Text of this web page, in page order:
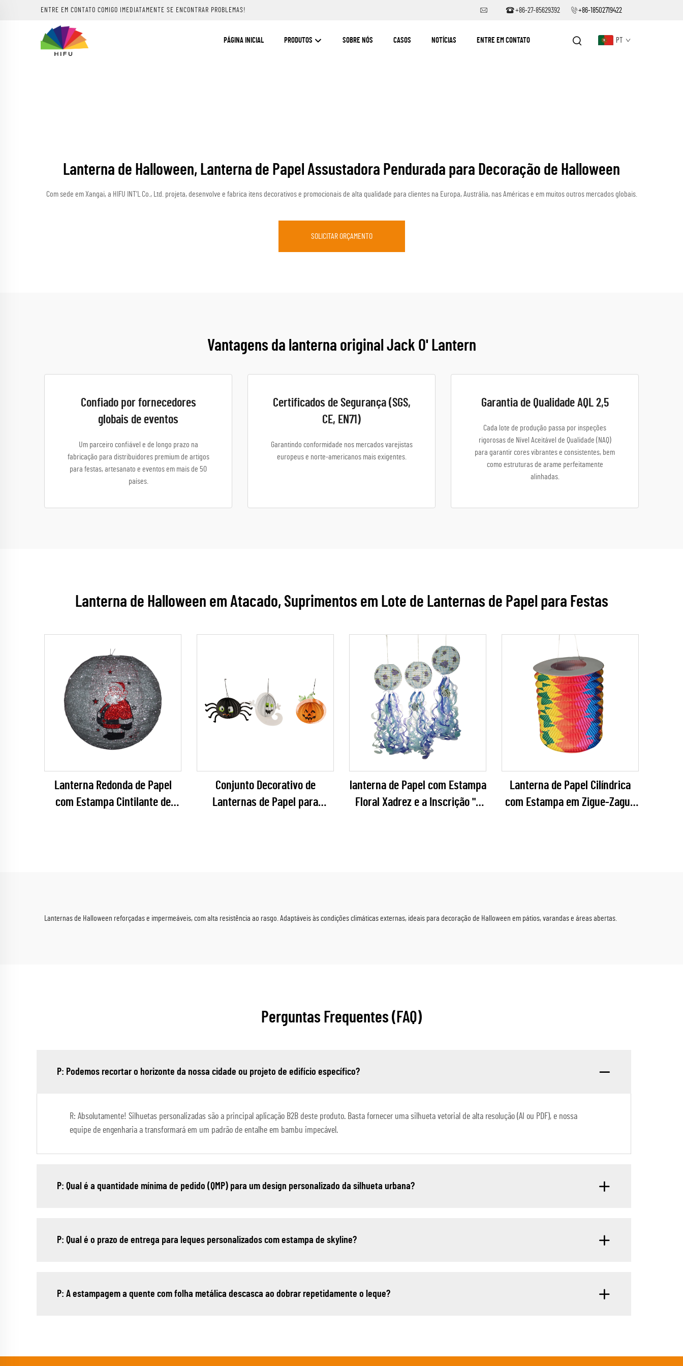
ENTRE EM CONTATO COMIGO IMEDIATAMENTE SE ENCONTRAR PROBLEMAS! +86-27-85629392 +86-18502719422
PÁGINA INICIAL PRODUTOS SOBRE NÓS CASOS NOTÍCIAS ENTRE EM CONTATO PT
Lanterna de Halloween, Lanterna de Papel Assustadora Pendurada para Decoração de Halloween
Com sede em Xangai, a HIFU INT’L Co., Ltd. projeta, desenvolve e fabrica itens decorativos e promocionais de alta qualidade para clientes na Europa, Austrália, nas Américas e em muitos outros mercados globais.
SOLICITAR ORÇAMENTO
Vantagens da lanterna original Jack O' Lantern
Confiado por fornecedores
globais de eventos
Um parceiro confiável e de longo prazo na
fabricação para distribuidores premium de artigos
para festas, artesanato e eventos em mais de 50
países.
Certificados de Segurança (SGS,
CE, EN71)
Garantindo conformidade nos mercados varejistas
europeus e norte-americanos mais exigentes.
Garantia de Qualidade AQL 2,5
Cada lote de produção passa por inspeções
rigorosas de Nível Aceitável de Qualidade (NAQ)
para garantir cores vibrantes e consistentes, bem
como estruturas de arame perfeitamente
alinhadas.
Lanterna de Halloween em Atacado, Suprimentos em Lote de Lanternas de Papel para Festas
Lanterna Redonda de Papel
com Estampa Cintilante de
Conjunto Decorativo de
Lanternas de Papel para
lanterna de Papel com Estampa
Floral Xadrez e a Inscrição "É
Lanterna de Papel Cilíndrica
com Estampa em Zigue-Zague
Lanternas de Halloween reforçadas e impermeáveis, com alta resistência ao rasgo. Adaptáveis às condições climáticas externas, ideais para decoração de Halloween em pátios, varandas e áreas abertas.
Perguntas Frequentes (FAQ)
P: Podemos recortar o horizonte da nossa cidade ou projeto de edifício específico?
R: Absolutamente! Silhuetas personalizadas são a principal aplicação B2B deste produto. Basta fornecer uma silhueta vetorial de alta resolução (AI ou PDF), e nossa
equipe de engenharia a transformará em um padrão de entalhe em bambu impecável.
P: Qual é a quantidade mínima de pedido (QMP) para um design personalizado da silhueta urbana?
P: Qual é o prazo de entrega para leques personalizados com estampa de skyline?
P: A estampagem a quente com folha metálica descasca ao dobrar repetidamente o leque?